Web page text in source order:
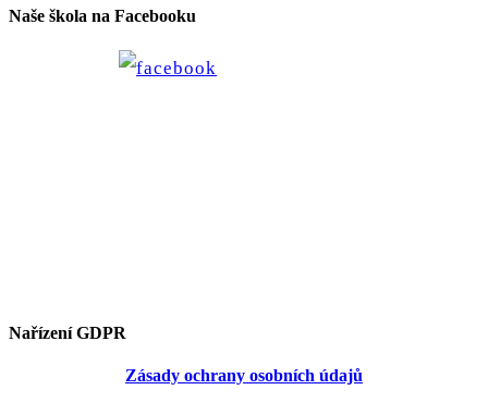
Naše škola na Facebooku
Nařízení GDPR
Zásady ochrany osobních údajů